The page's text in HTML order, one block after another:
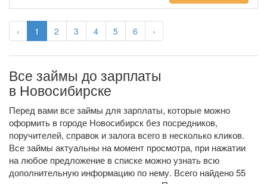
‹ 1 2 3 4 5 6 ›
Все займы до зарплаты
в Новосибирске
Перед вами все займы для зарплаты, которые можно
оформить в городе Новосибирск без посредников,
поручителей, справок и залога всего в несколько кликов.
Все займы актуальны на момент просмотра, при нажатии
на любое предложение в списке можно узнать всю
дополнительную информацию по нему. Всего найдено 55